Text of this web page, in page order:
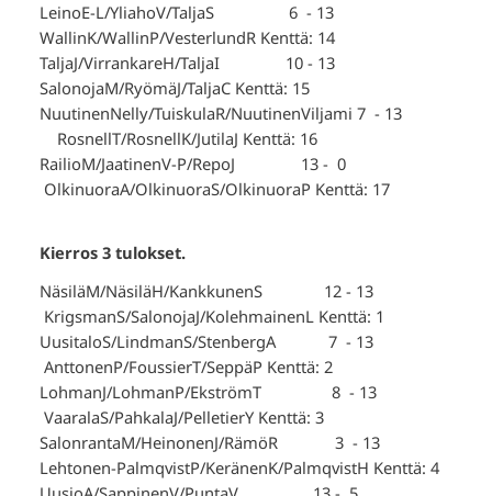
LeinoE-L/YliahoV/TaljaS 6 - 13
WallinK/WallinP/VesterlundR Kenttä: 14
TaljaJ/VirrankareH/TaljaI 10 - 13
SalonojaM/RyömäJ/TaljaC Kenttä: 15
NuutinenNelly/TuiskulaR/NuutinenViljami 7 - 13
RosnellT/RosnellK/JutilaJ Kenttä: 16
RailioM/JaatinenV-P/RepoJ 13 - 0
OlkinuoraA/OlkinuoraS/OlkinuoraP Kenttä: 17
Kierros 3 tulokset.
NäsiläM/NäsiläH/KankkunenS 12 - 13
KrigsmanS/SalonojaJ/KolehmainenL Kenttä: 1
UusitaloS/LindmanS/StenbergA 7 - 13
AnttonenP/FoussierT/SeppäP Kenttä: 2
LohmanJ/LohmanP/EkströmT 8 - 13
VaaralaS/PahkalaJ/PelletierY Kenttä: 3
SalonrantaM/HeinonenJ/RämöR 3 - 13
Lehtonen-PalmqvistP/KeränenK/PalmqvistH Kenttä: 4